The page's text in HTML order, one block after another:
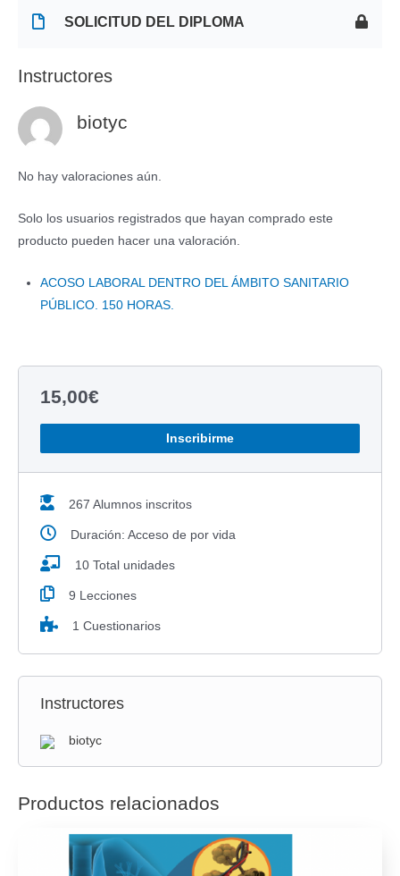
SOLICITUD DEL DIPLOMA
Instructores
biotyc
No hay valoraciones aún.
Solo los usuarios registrados que hayan comprado este
producto pueden hacer una valoración.
ACOSO LABORAL DENTRO DEL ÁMBITO SANITARIO
PÚBLICO. 150 HORAS.
15,00€
Inscribirme
267 Alumnos inscritos
Duración: Acceso de por vida
10 Total unidades
9 Lecciones
1 Cuestionarios
Instructores
biotyc
Productos relacionados